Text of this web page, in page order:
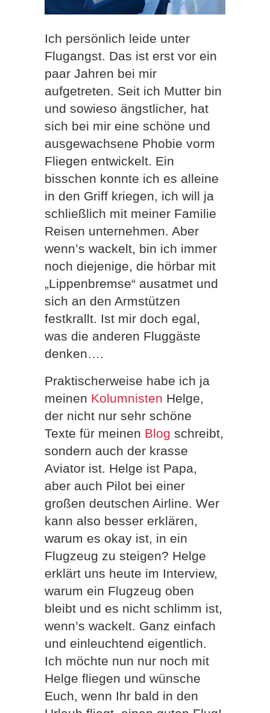
Ich persönlich leide unter
Flugangst. Das ist erst vor ein
paar Jahren bei mir
aufgetreten. Seit ich Mutter bin
und sowieso ängstlicher, hat
sich bei mir eine schöne und
ausgewachsene Phobie vorm
Fliegen entwickelt. Ein
bisschen konnte ich es alleine
in den Griff kriegen, ich will ja
schließlich mit meiner Familie
Reisen unternehmen. Aber
wenn’s wackelt, bin ich immer
noch diejenige, die hörbar mit
„Lippenbremse“ ausatmet und
sich an den Armstützen
festkrallt. Ist mir doch egal,
was die anderen Fluggäste
denken….
Praktischerweise habe ich ja
meinen Kolumnisten Helge,
der nicht nur sehr schöne
Texte für meinen Blog schreibt,
sondern auch der krasse
Aviator ist. Helge ist Papa,
aber auch Pilot bei einer
großen deutschen Airline. Wer
kann also besser erklären,
warum es okay ist, in ein
Flugzeug zu steigen? Helge
erklärt uns heute im Interview,
warum ein Flugzeug oben
bleibt und es nicht schlimm ist,
wenn’s wackelt. Ganz einfach
und einleuchtend eigentlich.
Ich möchte nun nur noch mit
Helge fliegen und wünsche
Euch, wenn Ihr bald in den